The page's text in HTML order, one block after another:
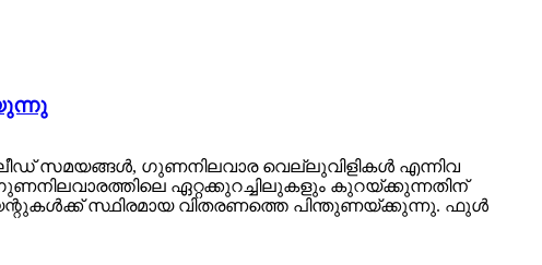
സമയങ്ങൾ, ഗുണനിലവാര വെല്ലുവിളികൾ എന്നിവ
ഏറ്റക്കുറച്ചിലുകളും കുറയ്ക്കുന്നതിന്
സ്ഥിരമായ വിതരണത്തെ പിന്തുണയ്ക്കുന്നു. ഫുൾ